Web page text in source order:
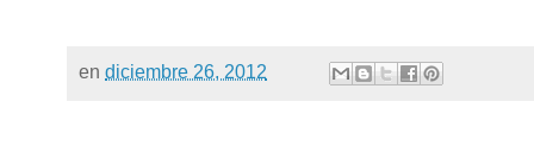
en diciembre 26, 2012